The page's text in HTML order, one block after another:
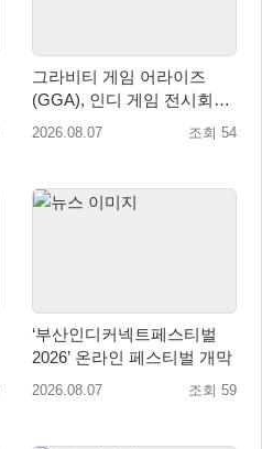
그라비티 게임 어라이즈
(GGA), 인디 게임 전시회
‘도쿄 게임 던전 13’ 참가!
2026.08.07 조회 54
‘부산인디커넥트페스티벌
2026’ 온라인 페스티벌 개막
2026.08.07 조회 59